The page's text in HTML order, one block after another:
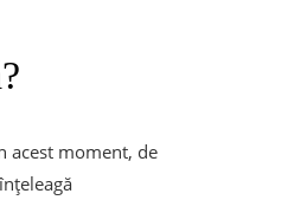
acest moment, de